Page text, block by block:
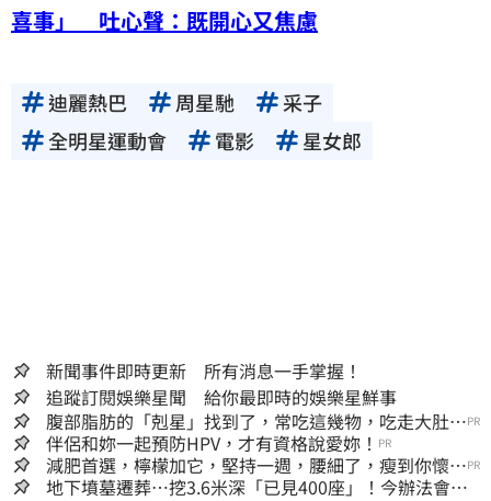
喜事」 吐心聲：既開心又焦慮
迪麗熱巴 周星馳
采子
全明星運動會
電影 星女郎
新聞事件即時更新 所有消息一手掌握！
追蹤訂閱娛樂星聞 給你最即時的娛樂星鮮事
腹部脂肪的「剋星」找到了，常吃這幾物，吃走大肚
囊，瘦出小蠻腰
PR
伴侶和妳一起預防HPV，才有資格說愛妳！ PR
減肥首選，檸檬加它，堅持一週，腰細了，瘦到你懷疑
人生
PR
地下墳墓遷葬…挖3.6米深「已見400座」！今辦法會安